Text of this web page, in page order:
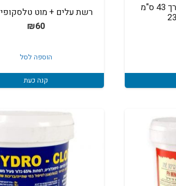
מברשת לבריכה באורך 43 ס"מ
רשת עלים + מוט טלסקופי K146
₪60
הוספה לסל
קנה כעת